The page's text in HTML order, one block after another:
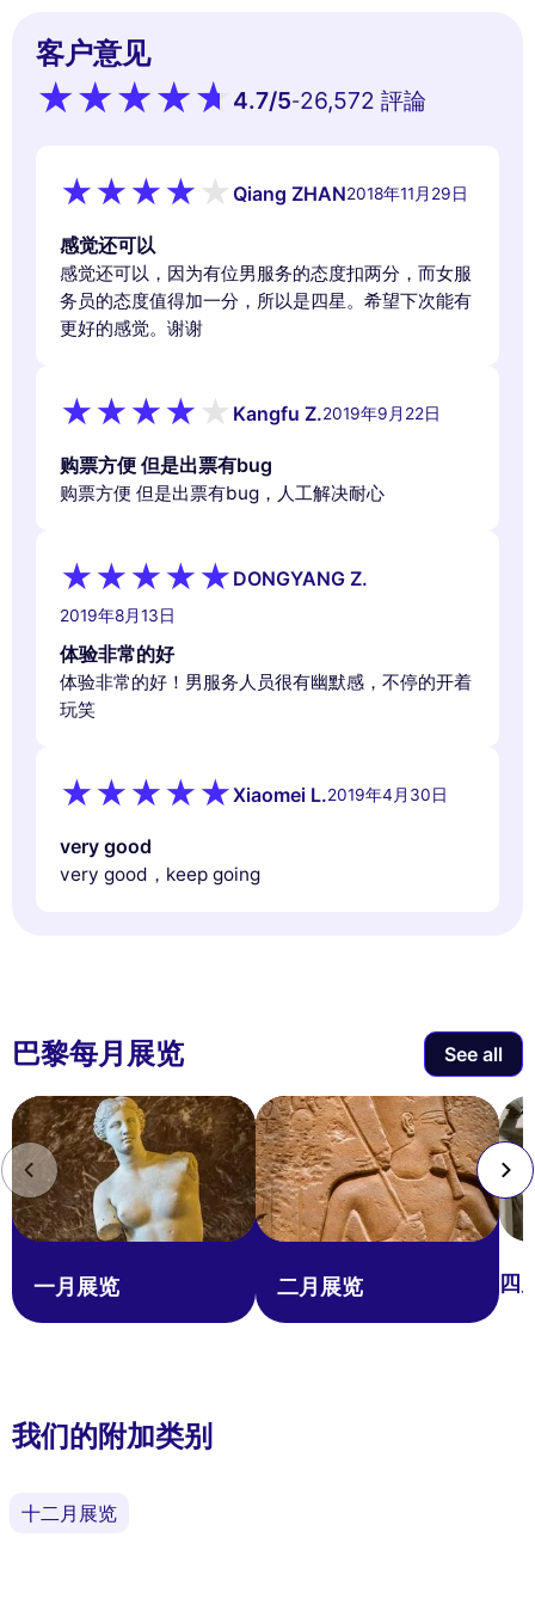
客户意见
4.7/5-26,572 評論
Qiang ZHAN2018年11月29日
感觉还可以
感觉还可以，因为有位男服务的态度扣两分，而女服
务员的态度值得加一分，所以是四星。希望下次能有
更好的感觉。谢谢
Kangfu Z.2019年9月22日
购票方便 但是出票有bug
购票方便 但是出票有bug，人工解决耐心
DONGYANG Z.
2019年8月13日
体验非常的好
体验非常的好！男服务人员很有幽默感，不停的开着
玩笑
Xiaomei L.2019年4月30日
very good
very good，keep going
巴黎每月展览 See all
一月展览 二月展览 四
我们的附加类别
十二月展览